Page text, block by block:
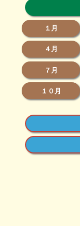
１月
４月
７月
１０月